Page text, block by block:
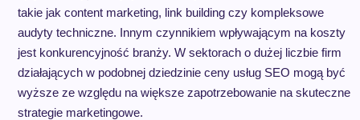
takie jak content marketing, link building czy kompleksowe
audyty techniczne. Innym czynnikiem wpływającym na koszty
jest konkurencyjność branży. W sektorach o dużej liczbie firm
działających w podobnej dziedzinie ceny usług SEO mogą być
wyższe ze względu na większe zapotrzebowanie na skuteczne
strategie marketingowe.